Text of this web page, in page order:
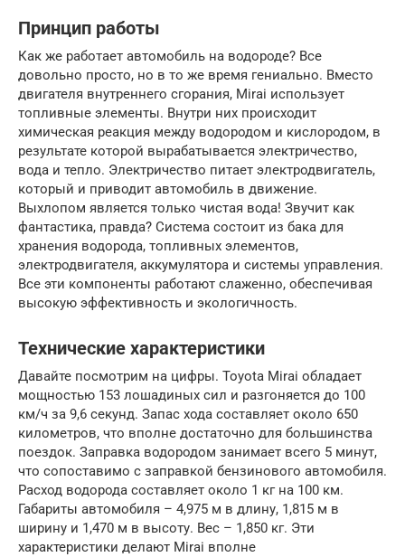
Принцип работы
Как же работает автомобиль на водороде? Все
довольно просто, но в то же время гениально. Вместо
двигателя внутреннего сгорания, Mirai использует
топливные элементы. Внутри них происходит
химическая реакция между водородом и кислородом, в
результате которой вырабатывается электричество,
вода и тепло. Электричество питает электродвигатель,
который и приводит автомобиль в движение.
Выхлопом является только чистая вода! Звучит как
фантастика, правда? Система состоит из бака для
хранения водорода, топливных элементов,
электродвигателя, аккумулятора и системы управления.
Все эти компоненты работают слаженно, обеспечивая
высокую эффективность и экологичность.
Технические характеристики
Давайте посмотрим на цифры. Toyota Mirai обладает
мощностью 153 лошадиных сил и разгоняется до 100
км/ч за 9,6 секунд. Запас хода составляет около 650
километров, что вполне достаточно для большинства
поездок. Заправка водородом занимает всего 5 минут,
что сопоставимо с заправкой бензинового автомобиля.
Расход водорода составляет около 1 кг на 100 км.
Габариты автомобиля – 4,975 м в длину, 1,815 м в
ширину и 1,470 м в высоту. Вес – 1,850 кг. Эти
характеристики делают Mirai вполне